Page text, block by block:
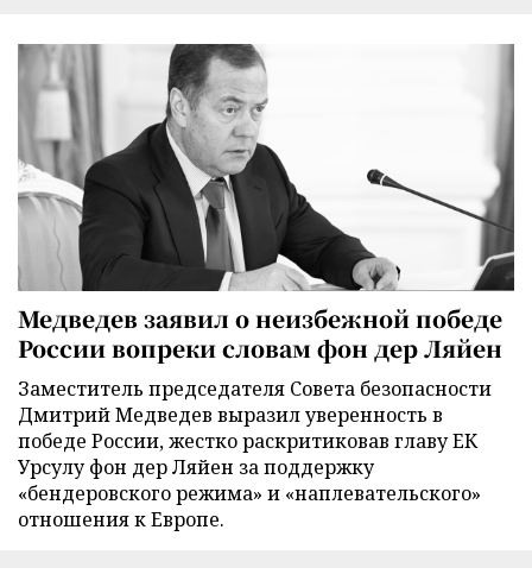
Медведев заявил о неизбежной победе
России вопреки словам фон дер Ляйен
Заместитель председателя Совета безопасности
Дмитрий Медведев выразил уверенность в
победе России, жестко раскритиковав главу ЕК
Урсулу фон дер Ляйен за поддержку
«бендеровского режима» и «наплевательского»
отношения к Европе.